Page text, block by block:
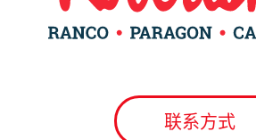
联系方式